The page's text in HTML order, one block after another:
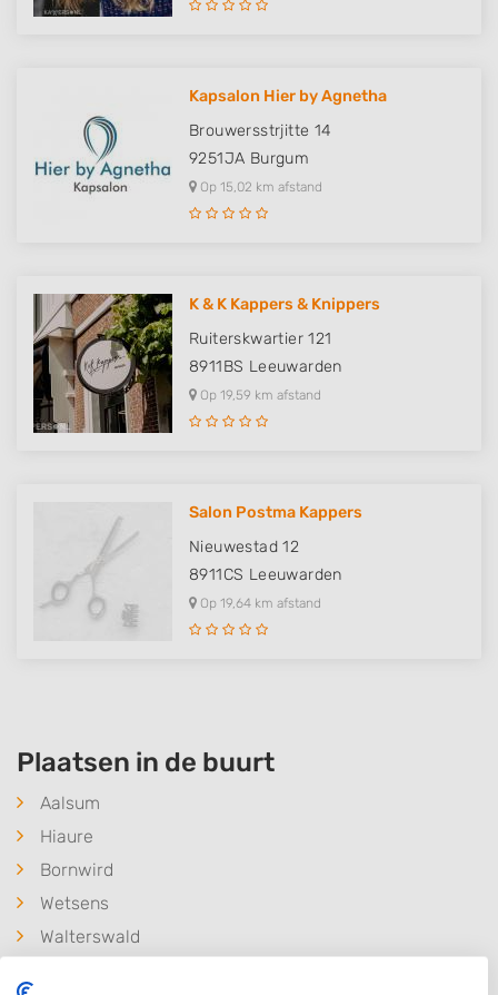
Kapsalon Hier by Agnetha
Brouwersstrjitte 14
9251JA Burgum
Op 15,02 km afstand
K & K Kappers & Knippers
Ruiterskwartier 121
8911BS Leeuwarden
Op 19,59 km afstand
Salon Postma Kappers
Nieuwestad 12
8911CS Leeuwarden
Op 19,64 km afstand
Plaatsen in de buurt
Aalsum
Hiaure
Bornwird
Wetsens
Walterswald